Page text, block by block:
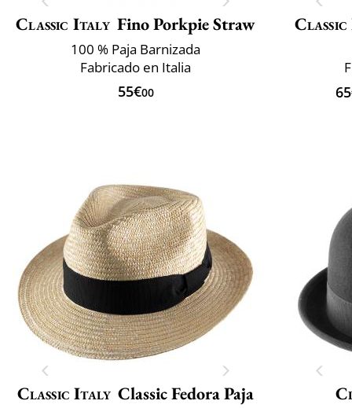
Classic Italy Fino Porkpie Straw
100 % Paja Barnizada
Fabricado en Italia
55€00
Classic Italy Classic Fedora Paja